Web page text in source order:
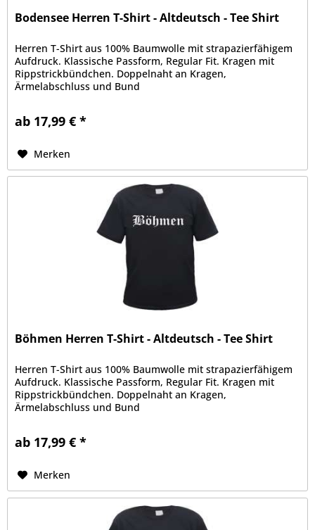
Bodensee Herren T-Shirt - Altdeutsch - Tee Shirt
Herren T-Shirt aus 100% Baumwolle mit strapazierfähigem
Aufdruck. Klassische Passform, Regular Fit. Kragen mit
Rippstrickbündchen. Doppelnaht an Kragen,
Ärmelabschluss und Bund
ab 17,99 € *
Merken
Böhmen Herren T-Shirt - Altdeutsch - Tee Shirt
Herren T-Shirt aus 100% Baumwolle mit strapazierfähigem
Aufdruck. Klassische Passform, Regular Fit. Kragen mit
Rippstrickbündchen. Doppelnaht an Kragen,
Ärmelabschluss und Bund
ab 17,99 € *
Merken